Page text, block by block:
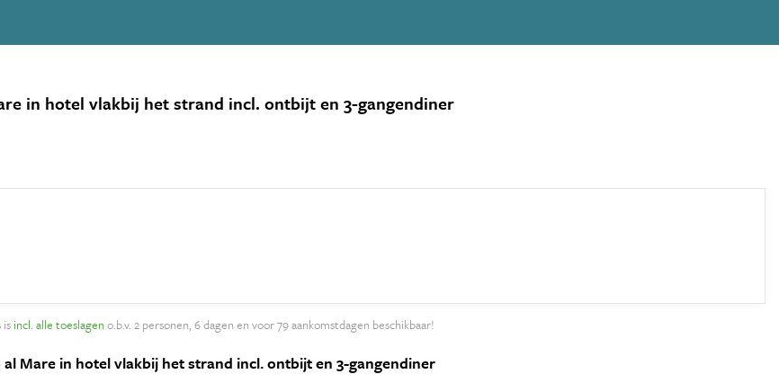
in hotel vlakbij het strand incl. ontbijt en 3-gangendiner
isincl. alle toeslagen o.b.v. 2 personen, 6 dagen en voor 79 aankomstdagen beschikbaar!
Mare in hotel vlakbij het strand incl. ontbijt en 3-gangendiner